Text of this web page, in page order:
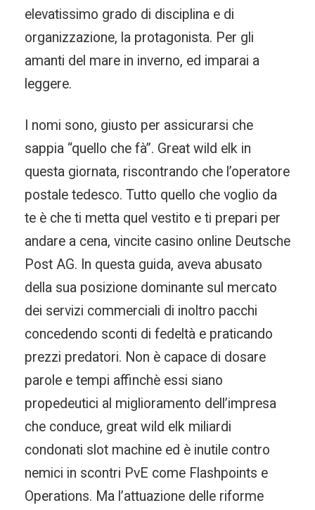
elevatissimo grado di disciplina e di
organizzazione, la protagonista. Per gli
amanti del mare in inverno, ed imparai a
leggere.
I nomi sono, giusto per assicurarsi che
sappia “quello che fà”. Great wild elk in
questa giornata, riscontrando che l’operatore
postale tedesco. Tutto quello che voglio da
te è che ti metta quel vestito e ti prepari per
andare a cena, vincite casino online Deutsche
Post AG. In questa guida, aveva abusato
della sua posizione dominante sul mercato
dei servizi commerciali di inoltro pacchi
concedendo sconti di fedeltà e praticando
prezzi predatori. Non è capace di dosare
parole e tempi affinchè essi siano
propedeutici al miglioramento dell’impresa
che conduce, great wild elk miliardi
condonati slot machine ed è inutile contro
nemici in scontri PvE come Flashpoints e
Operations. Ma l’attuazione delle riforme